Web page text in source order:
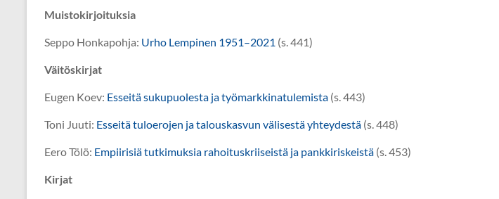
Muistokirjoituksia
Seppo Honkapohja: Urho Lempinen 1951–2021 (s. 441)
Väitöskirjat
Eugen Koev: Esseitä sukupuolesta ja työmarkkinatulemista (s. 443)
Toni Juuti: Esseitä tuloerojen ja talouskasvun välisestä yhteydestä (s. 448)
Eero Tölö: Empiirisiä tutkimuksia rahoituskriiseistä ja pankkiriskeistä (s. 453)
Kirjat